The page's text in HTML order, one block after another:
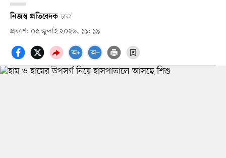
নিজস্ব প্রতিবেদক ঢাকা
প্রকাশ: ০৫ জুলাই ২০২৬, ১১: ১৯